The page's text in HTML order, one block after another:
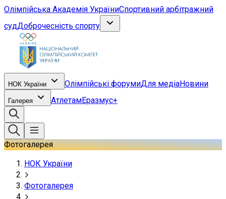
Олімпійська Академія УкраїниСпортивний арбітражний
судДоброчесність спорту
НОК України Олімпійські форумиДля медіаНовини
Галерея АтлетамЕразмус+
Фотогалерея
НОК України
Фотогалерея